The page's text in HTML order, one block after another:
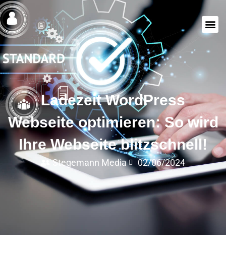
Ladezeit WordPress
Webseite optimieren: So wird
Ihre Webseite blitzschnell!
Stegemann Media 02/06/2024